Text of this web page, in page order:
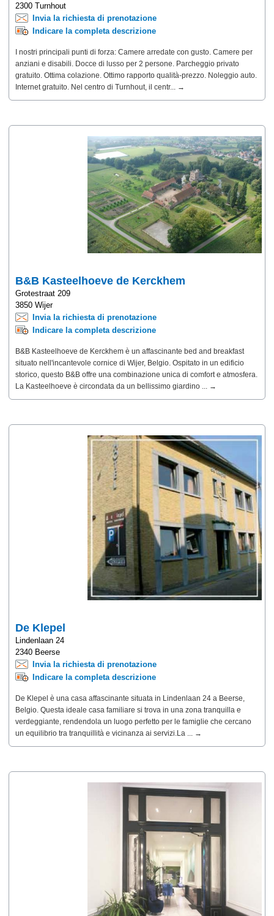
2300 Turnhout
Invia la richiesta di prenotazione
Indicare la completa descrizione
I nostri principali punti di forza: Camere arredate con gusto. Camere per
anziani e disabili. Docce di lusso per 2 persone. Parcheggio privato
gratuito. Ottima colazione. Ottimo rapporto qualità-prezzo. Noleggio auto.
Internet gratuito. Nel centro di Turnhout, il centr... →
B&B Kasteelhoeve de Kerckhem
Grotestraat 209
3850 Wijer
Invia la richiesta di prenotazione
Indicare la completa descrizione
B&B Kasteelhoeve de Kerckhem è un affascinante bed and breakfast
situato nell'incantevole cornice di Wijer, Belgio. Ospitato in un edificio
storico, questo B&B offre una combinazione unica di comfort e atmosfera.
La Kasteelhoeve è circondata da un bellissimo giardino ... →
De Klepel
Lindenlaan 24
2340 Beerse
Invia la richiesta di prenotazione
Indicare la completa descrizione
De Klepel è una casa affascinante situata in Lindenlaan 24 a Beerse,
Belgio. Questa ideale casa familiare si trova in una zona tranquilla e
verdeggiante, rendendola un luogo perfetto per le famiglie che cercano
un equilibrio tra tranquillità e vicinanza ai servizi.La ... →